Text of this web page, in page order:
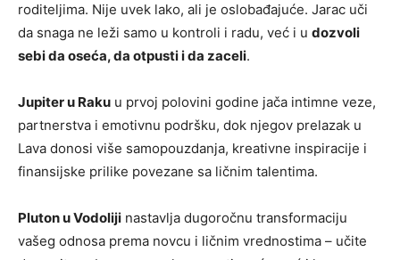
roditeljima. Nije uvek lako, ali je oslobađajuće. Jarac uči
da snaga ne leži samo u kontroli i radu, već i u dozvoli
sebi da oseća, da otpusti i da zaceli.
Jupiter u Raku u prvoj polovini godine jača intimne veze,
partnerstva i emotivnu podršku, dok njegov prelazak u
Lava donosi više samopouzdanja, kreativne inspiracije i
finansijske prilike povezane sa ličnim talentima.
Pluton u Vodoliji nastavlja dugoročnu transformaciju
vašeg odnosa prema novcu i ličnim vrednostima – učite